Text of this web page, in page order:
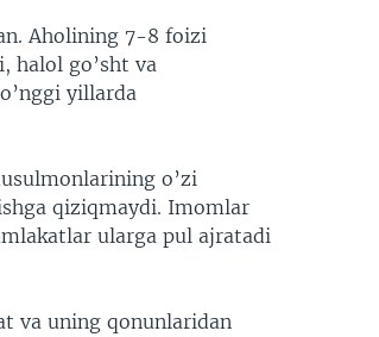
Aholining 7-8 foizi
halol go’sht va
yillarda
o’zi
qiziqmaydi. Imomlar
ularga pul ajratadi
va uning qonunlaridan